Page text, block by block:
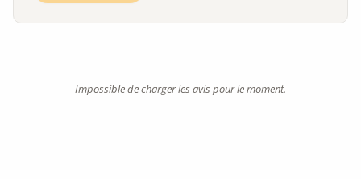
Impossible de charger les avis pour le moment.